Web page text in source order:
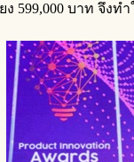
599,000 บาท จึง